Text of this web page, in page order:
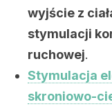
wyjście z
stymulacji
ruchowej.
Stymulacja
skroniowo-